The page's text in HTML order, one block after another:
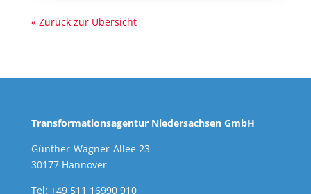
« Zurück zur Übersicht
Transformationsagentur Niedersachsen GmbH
Günther-Wagner-Allee 23
30177 Hannover
Tel: +49 511 16990 910